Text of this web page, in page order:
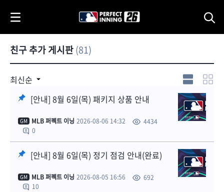
[안내] MLB
퍼펙트 이닝
23 공식
트위터 오픈!
채널 안내
친구 추가 게시판(81)
최신순
[안내] 8월 6일(목) 패키지 상품 안내
GM MLB 퍼펙트 이닝 2026-08-06 14:32
4434
0
[안내] 8월 6일(목) 정기 점검 안내(완료)
GM MLB 퍼펙트 이닝 2026-08-05 16:56
692
10